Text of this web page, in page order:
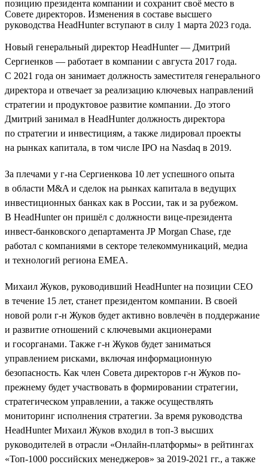
позицию президента компании и сохранит своё место в
Совете директоров. Изменения в составе высшего
руководства HeadHunter вступают в силу 1 марта 2023 года.
Новый генеральный директор HeadHunter — Дмитрий
Сергиенков — работает в компании с августа 2017 года.
C 2021 года он занимает должность заместителя генерального
директора и отвечает за реализацию ключевых направлений
стратегии и продуктовое развитие компании. До этого
Дмитрий занимал в HeadHunter должность директора
по стратегии и инвестициям, а также лидировал проекты
на рынках капитала, в том числе IPO на Nasdaq в 2019.
За плечами у г-на Сергиенкова 10 лет успешного опыта
в области M&A и сделок на рынках капитала в ведущих
инвестиционных банках как в России, так и за рубежом.
В HeadHunter он пришёл с должности вице-президента
инвест-банковского департамента JP Morgan Chase, где
работал с компаниями в секторе телекоммуникаций, медиа
и технологий региона EMEA.
Михаил Жуков, руководивший HeadHunter на позиции CEO
в течение 15 лет, станет президентом компании. В своей
новой роли г-н Жуков будет активно вовлечён в поддержание
и развитие отношений с ключевыми акционерами
и госорганами. Также г-н Жуков будет заниматься
управлением рисками, включая информационную
безопасность. Как член Совета директоров г-н Жуков по-
прежнему будет участвовать в формировании стратегии,
стратегическом управлении, а также осуществлять
мониторинг исполнения стратегии. За время руководства
HeadHunter Михаил Жуков входил в топ-3 высших
руководителей в отрасли «Онлайн-платформы» в рейтингах
«Топ-1000 российских менеджеров» за 2019-2021 гг., а также